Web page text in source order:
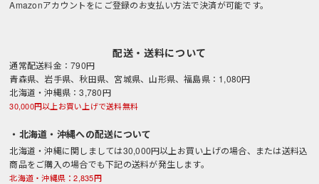
Amazonアカウントをにご登録のお支払い方法で決済が可能です。
配送・送料について
通常配送料金：790円
青森県、岩手県、秋田県、宮城県、山形県、福島県：1,080円
北海道・沖縄県：3,780円
30,000円以上お買い上げで送料無料
・北海道・沖縄への配送について
北海道・沖縄に関しましては30,000円以上お買い上げの場合、または送料込
商品をご購入の場合でも下記の送料が発生します。
北海道・沖縄県：2,835円